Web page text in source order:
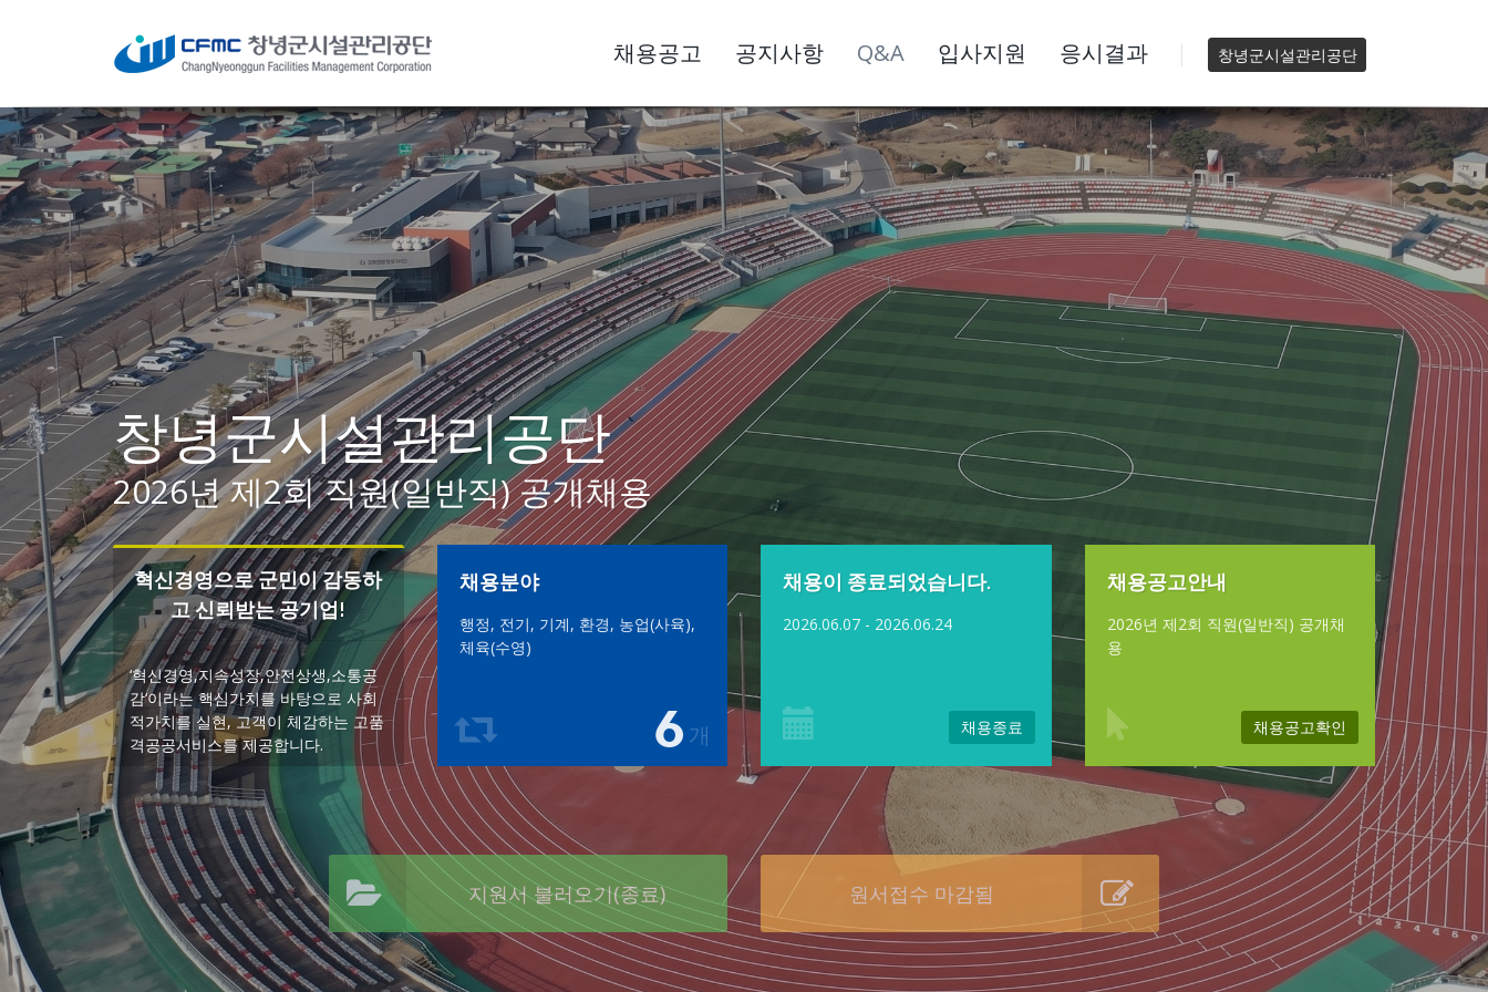
창녕군시설관리공단
채용공고 공지사항 Q&A 입사지원 응시결과
창녕군시설관리공단
2026년 제2회 직원(일반직) 공개채용
혁신경영으로 군민이 감동하
고 신뢰받는 공기업!
‘혁신경영,지속성장,안전상생,소통공
감‘이라는 핵심가치를 바탕으로 사회
적가치를 실현, 고객이 체감하는 고품
격공공서비스를 제공합니다.
채용분야
행정, 전기, 기계, 환경, 농업(사육),
체육(수영)
6 개
채용이 종료되었습니다.
2026.06.07 - 2026.06.24
채용종료
채용공고안내
2026년 제2회 직원(일반직) 공개채
용
채용공고확인
지원서 불러오기(종료) 원서접수 마감됨